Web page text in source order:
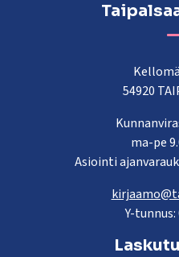
54920
ma-pe
Asiointi
Y-tunnus: